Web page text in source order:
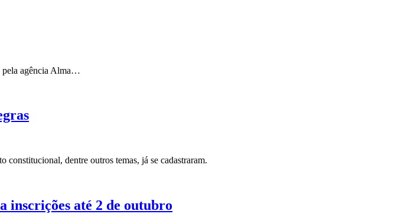
pela agência Alma…
constitucional, dentre outros temas, já se cadastraram.
até 2 de outubro